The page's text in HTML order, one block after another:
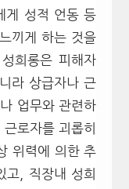
게 성적 언동 등
끼게 하는 것을
희롱은 피해자
라 상급자나 근
업무와 관련하
로자를 괴롭히
위력에 의한 추
고, 직장내 성희